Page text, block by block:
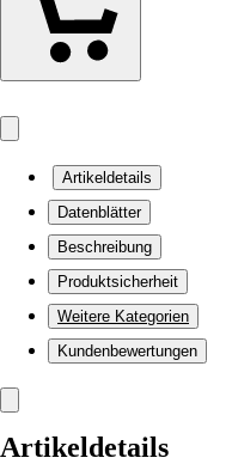
Artikeldetails
Datenblätter
Beschreibung
Produktsicherheit
Weitere Kategorien
Kundenbewertungen
Artikeldetails